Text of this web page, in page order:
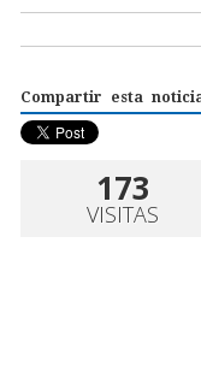
Compartir esta
173
VISITAS